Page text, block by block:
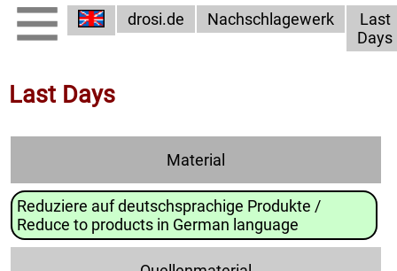
drosi.de Nachschlagewerk
Last
Days
Last Days
Material
Reduziere auf deutschsprachige Produkte /
Reduce to products in German language